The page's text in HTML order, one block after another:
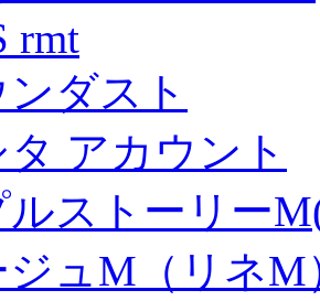
rmt
ダスト
タ アカウント
ルストーリー
ジュM（リネM